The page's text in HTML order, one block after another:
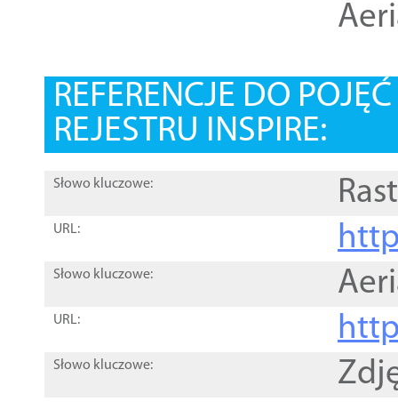
REFERENCJE DO
REJESTRU INSPIRE:
Słowo kluczowe:
URL:
Słowo kluczowe:
URL:
Słowo kluczowe: